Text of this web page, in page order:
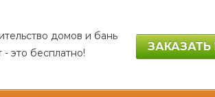
домов и бань
- это бесплатно! ЗАКАЗАТЬ